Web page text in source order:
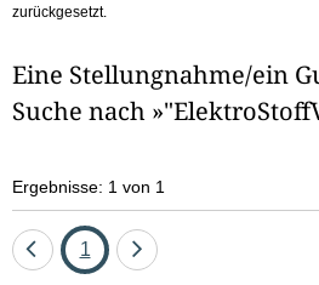
zurückgesetzt.
Eine Stellungnahme/ein
Suche nach
Ergebnisse: 1 von 1
EineSeite
1
Eine